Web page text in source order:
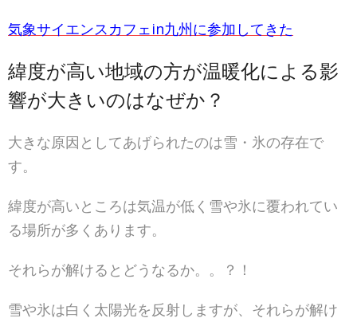
気象サイエンスカフェin九州に参加してきた
緯度が高い地域の方が温暖化による影
響が大きいのはなぜか？
大きな原因としてあげられたのは雪・氷の存在で
す。
緯度が高いところは気温が低く雪や氷に覆われてい
る場所が多くあります。
それらが解けるとどうなるか。。？！
雪や氷は白く太陽光を反射しますが、それらが解け